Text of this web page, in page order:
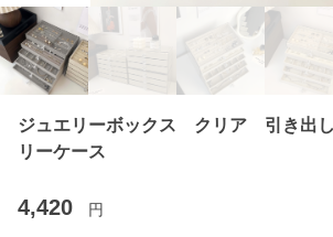
ジュエリーボックス クリア 引き出
リーケース
4,420 円